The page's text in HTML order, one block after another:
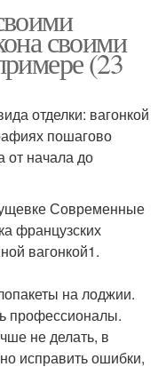
своими
(23
отделки: вагонкой
пошагово
от начала до
Современные
французских
вагонкой1.
на лоджии.
профессионалы.
не делать, в
исправить ошибки,